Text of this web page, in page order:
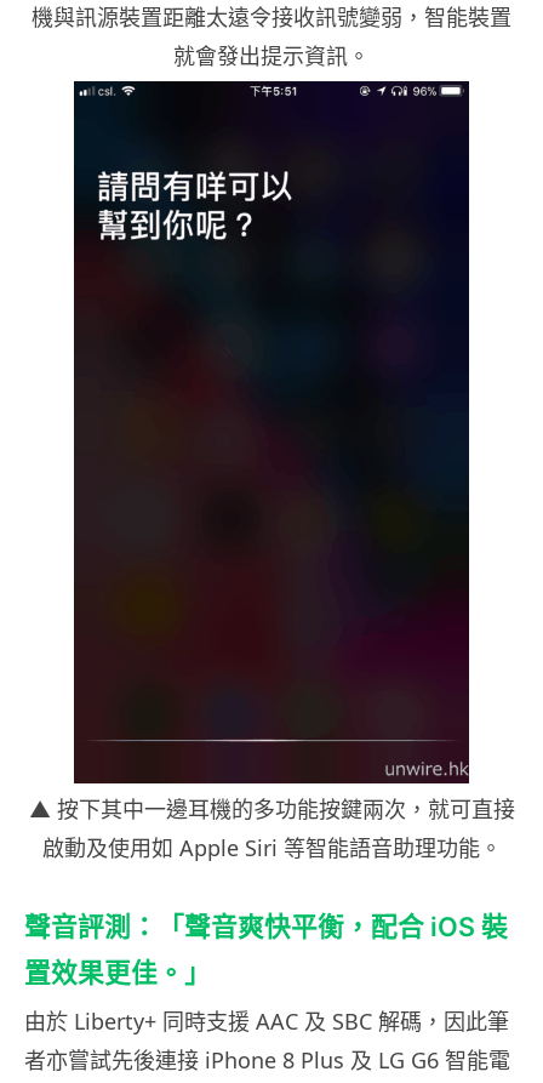
機與訊源裝置距離太遠令接收訊號變弱，智能裝置
就會發出提示資訊。
▲ 按下其中一邊耳機的多功能按鍵兩次，就可直接
啟動及使用如 Apple Siri 等智能語音助理功能。
聲音評測：「聲音爽快平衡，配合 iOS 裝
置效果更佳。」
由於 Liberty+ 同時支援 AAC 及 SBC 解碼，因此筆
者亦嘗試先後連接 iPhone 8 Plus 及 LG G6 智能電